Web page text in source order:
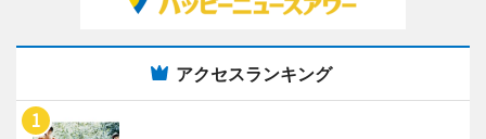
アクセスランキング